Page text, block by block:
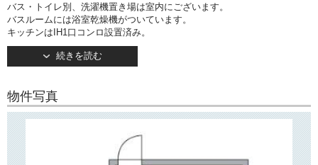
バス・トイレ別、洗濯機置き場は室内にございます。
バスルームには浴室乾燥機がついています。
キッチンはIH1口コンロ設置済み。
約8.8帖の洋室は2面採光で通風良好です！
東京メトロ有楽町線「江戸川橋」駅徒歩2分の好立地！
そのほか「神楽坂」駅・「牛込神楽坂」駅などもご利用いただけます。
2015年12月竣工・地上3階建て。
TVモニターつきインターホン完備で安心してお住まいいただけます。
続きを読む
物件写真